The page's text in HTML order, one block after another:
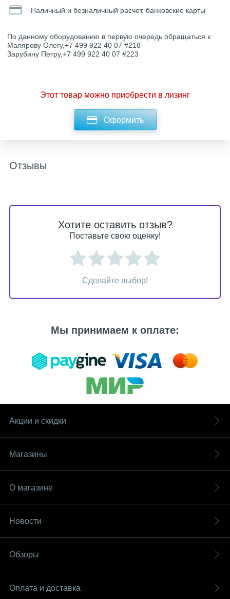
Наличный и безналичный расчет, банковские карты
По данному оборудованию в первую очередь обращаться к:
Малярову Олегу,+7 499 922 40 07 #218
Зарубину Петру,+7 499 922 40 07 #223
Этот товар можно приобрести в лизинг
Оформить
Отзывы
Хотите оставить отзыв?
Поставьте свою оценку!
Сделайте выбор!
Мы принимаем к оплате:
Акции и скидки
Магазины
О магазине
Новости
Обзоры
Оплата и доставка